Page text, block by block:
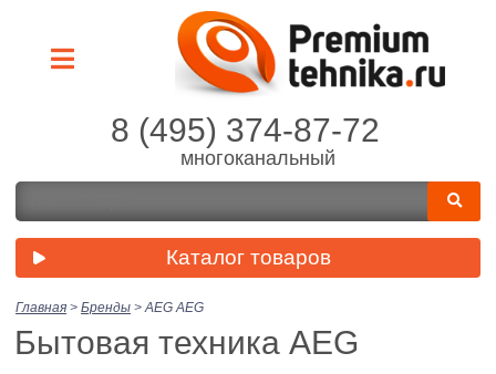
8 (495) 374-87-72
многоканальный
Каталог товаров
Главная > Бренды >AEGAEG
Бытовая техника AEG